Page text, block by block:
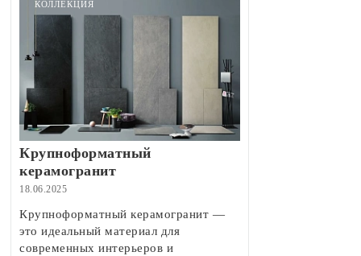
КОЛЛЕКЦИЯ
Крупноформатный
керамогранит
18.06.2025
Крупноформатный керамогранит —
это идеальный материал для
современных интерьеров и